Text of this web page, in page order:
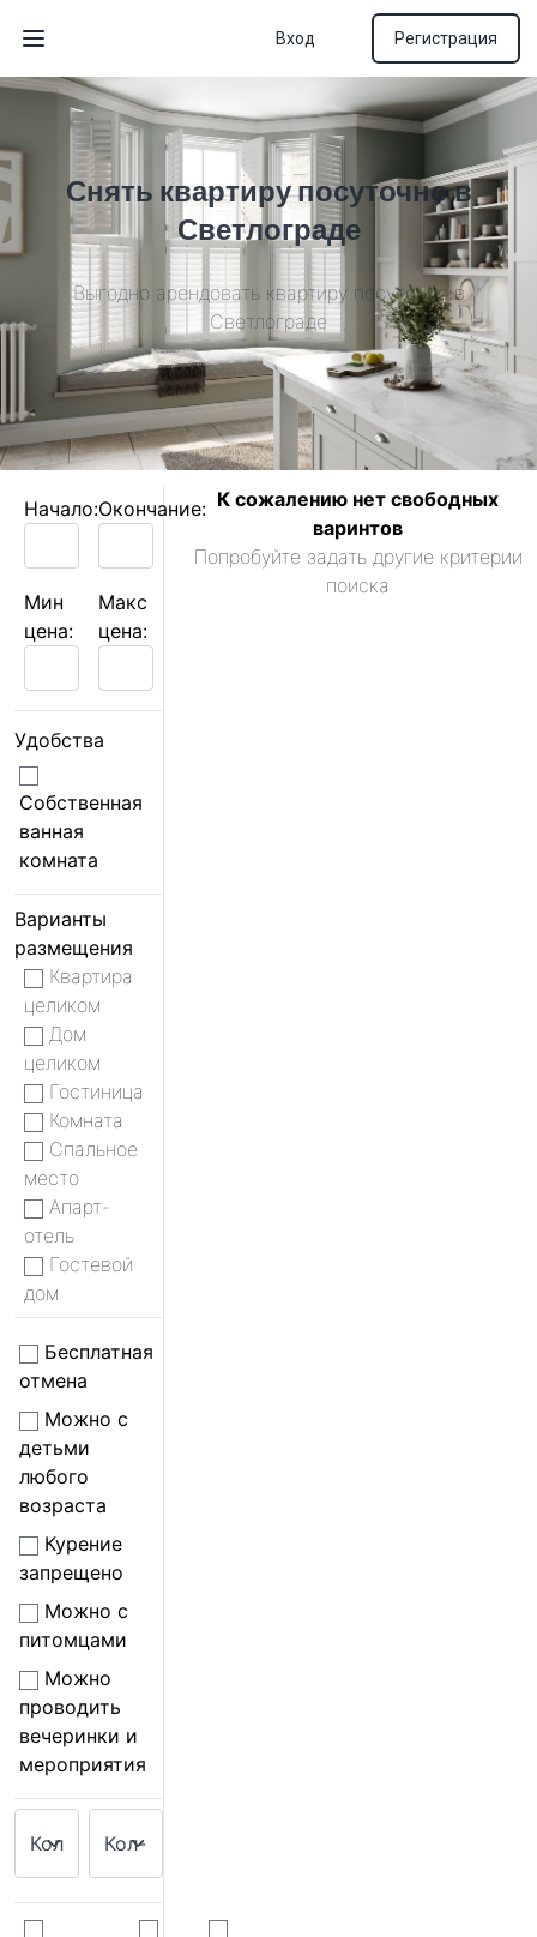
Открыть меню
Вход Регистрация
Снять квартиру посуточно в
Светлограде
Выгодно арендовать квартиру посуточно в
Светлограде
Начало:Окончание:
Мин
цена:
Макс
цена:
Удобства
Собственная
ванная
комната
Варианты
размещения
Квартира
целиком
Дом
целиком
Гостиница
Комната
Спальное
место
Апарт-
отель
Гостевой
дом
Бесплатная
отмена
Можно с
детьми
любого
возраста
Курение
запрещено
Можно с
питомцами
Можно
проводить
вечеринки и
мероприятия
К сожалению нет свободных
варинтов
Попробуйте задать другие критерии
поиска